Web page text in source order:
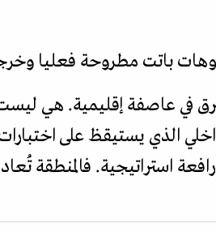
باتت مطروحة فعليا
في عاصفة إقليمية. هي
الذي يستيقظ على
استراتيجية. فالمنطقة